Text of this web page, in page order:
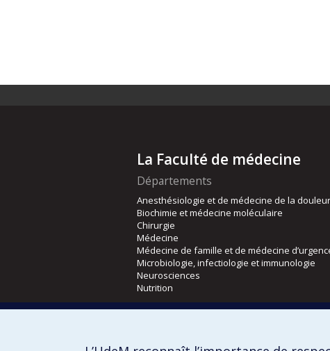
La Faculté de médecine
Départements
Anesthésiologie et de médecine de la douleur
Biochimie et médecine moléculaire
Chirurgie
Médecine
Médecine de famille et de médecine
Microbiologie, infectiologie et immunologie
Neurosciences
Nutrition